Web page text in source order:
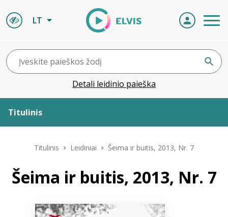
LT
Detali leidinio paieška
Titulinis
Leidiniai
Titulinis Leidiniai Šeima ir buitis, 2013, Nr. 7
Šeima ir buitis, 2013, Nr. 7